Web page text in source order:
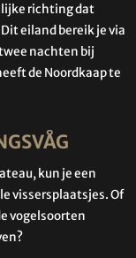
richting dat
eiland bereik je via
nachten bij
de Noordkaap te
kun je een
vissersplaatsjes. Of
vogelsoorten